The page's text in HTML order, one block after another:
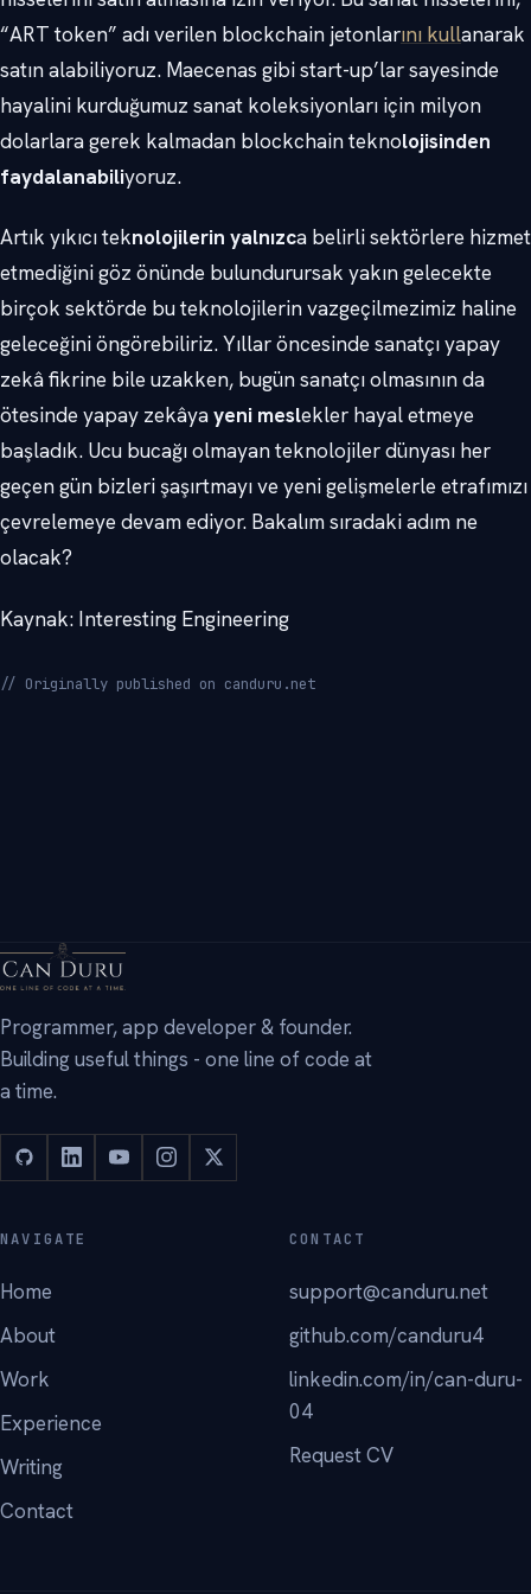
“ART token” adı verilen blockchain jetonlarını kullanarak
satın alabiliyoruz. Maecenas gibi start-up’lar sayesinde
hayalini kurduğumuz sanat koleksiyonları için milyon
dolarlara gerek kalmadan blockchain teknolojisinden
faydalanabiliyoruz.
Artık yıkıcı teknolojilerin yalnızca belirli sektörlere hizmet
etmediğini göz önünde bulundurursak yakın gelecekte
birçok sektörde bu teknolojilerin vazgeçilmezimiz haline
geleceğini öngörebiliriz. Yıllar öncesinde sanatçı yapay
zekâ fikrine bile uzakken, bugün sanatçı olmasının da
ötesinde yapay zekâyayeni meslekler hayal etmeye
başladık. Ucu bucağı olmayan teknolojiler dünyası her
geçen gün bizleri şaşırtmayı ve yeni gelişmelerle etrafımızı
çevrelemeye devam ediyor. Bakalım sıradaki adım ne
olacak?
Kaynak: Interesting Engineering
// Originally published on canduru.net
Programmer, app developer & founder.
Building useful things - one line of code at
a time.
NAVIGATE
Home
About
Work
Experience
Writing
Contact
CONTACT
support@canduru.net
github.com/canduru4
linkedin.com/in/can-duru-
04
Request CV